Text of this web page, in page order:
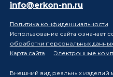
info@erkon-nn.ru
Политика конфиденциальности
Использование сайта означает
обработки персональных
Карта сайта
Электронные
Внешний вид реальных изделий